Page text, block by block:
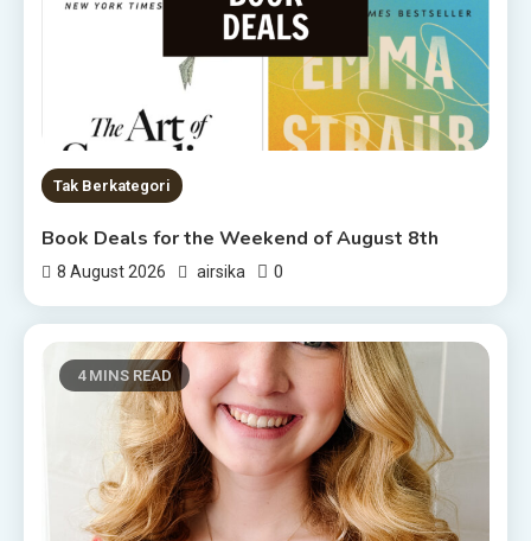
Tak Berkategori
Book Deals for the Weekend of August 8th
8 August 2026 airsika 0
4 MINS READ